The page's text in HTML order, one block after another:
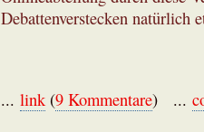
Debattenverstecken natürlich
... link(9 Kommentare) ...